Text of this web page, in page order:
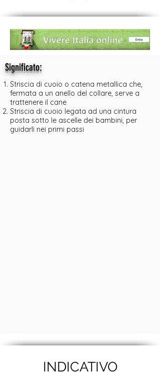
Significato:
Striscia di cuoio o catena metallica che,
fermata a un anello del collare, serve a
trattenere il cane
Striscia di cuoio legata ad una cintura
posta sotto le ascelle dei bambini, per
guidarli nei primi passi
INDICATIVO